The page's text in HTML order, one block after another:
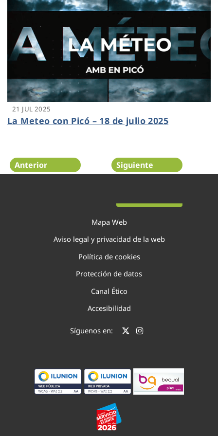
21 JUL 2025
La Meteo con Picó – 18 de julio 2025
Anterior Siguiente
Mapa Web
Aviso legal y privacidad de la web
Política de cookies
Protección de datos
Canal Ético
Accesibilidad
Síguenos en: